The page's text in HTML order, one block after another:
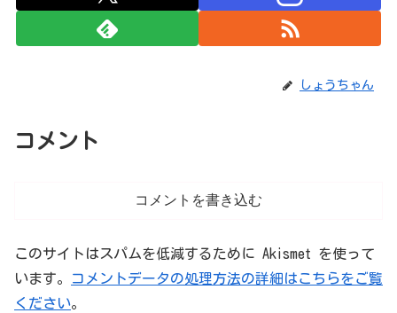
しょうちゃん
コメント
コメントを書き込む
このサイトはスパムを低減するために Akismet を使って
います。
コメントデータの処理方法の詳細はこちらをご覧
ください。